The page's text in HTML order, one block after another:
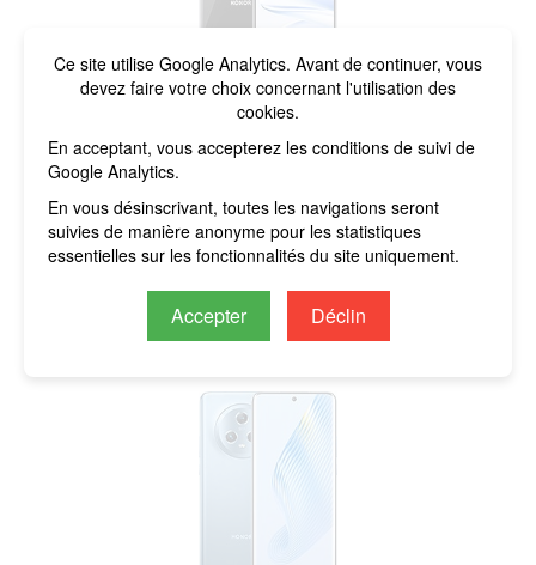
Ce site utilise Google Analytics. Avant de continuer, vous
devez faire votre choix concernant l'utilisation des
cookies.
En acceptant, vous accepterez les conditions de suivi de
Google Analytics.
En vous désinscrivant, toutes les navigations seront
suivies de manière anonyme pour les statistiques
essentielles sur les fonctionnalités du site uniquement.
Accepter Déclin
Honor 70 Lite
Honor Magic5 Pro